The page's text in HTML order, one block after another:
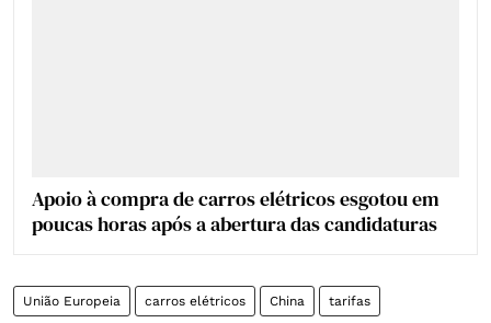
Apoio à compra de carros elétricos esgotou em
poucas horas após a abertura das candidaturas
União Europeia carros elétricos China tarifas